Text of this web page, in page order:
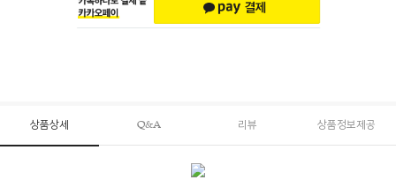
상품상세 Q&A 리뷰 상품정보제공